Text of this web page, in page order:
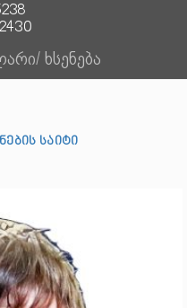
ხსენება
საიტი